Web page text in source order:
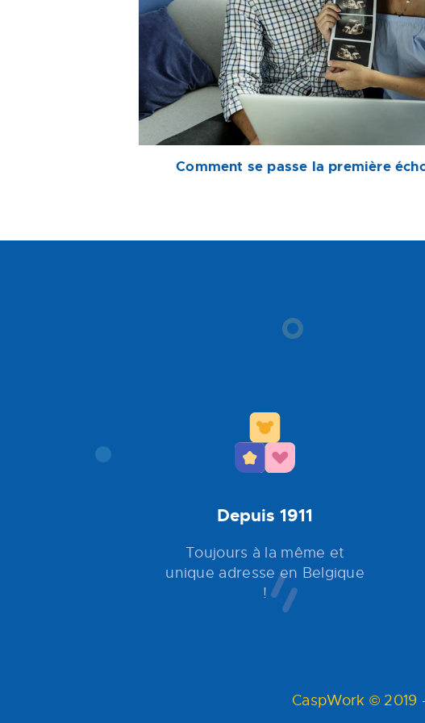
Comment se passe la première
Depuis 1911
Toujours à la même et
unique adresse en Belgique
!
CaspWork © 2019